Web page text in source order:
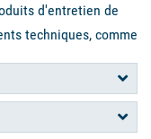
d'entretien de
techniques, comme